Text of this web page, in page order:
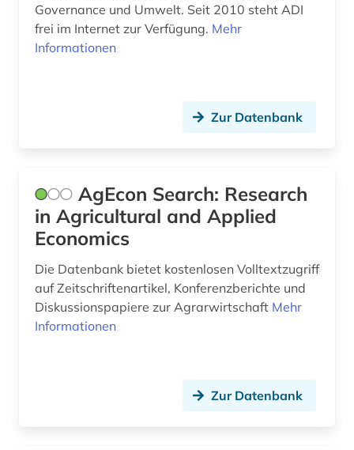
design (2)
designschutz (2)
deutschsprachige gemeinschaft belgien (2)
devisen (1)
dienstleistung (4)
dienstleistungsanbieter (1)
dokumentenserver (4)
Governance und Umwelt. Seit 2010 steht ADI
frei im Internet zur Verfügung. Mehr
Informationen
Zur Datenbank
AgEcon Search: Research
in Agricultural and Applied
Economics
Die Datenbank bietet kostenlosen Volltextzugriff
auf Zeitschriftenartikel, Konferenzberichte und
Diskussionspapiere zur Agrarwirtschaft Mehr
Informationen
Zur Datenbank